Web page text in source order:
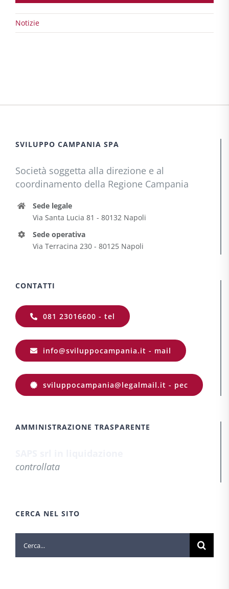
Notizie
SVILUPPO CAMPANIA SPA
Società soggetta alla direzione e al
coordinamento della Regione Campania
Sede legale
Via Santa Lucia 81 - 80132 Napoli
Sede operativa
Via Terracina 230 - 80125 Napoli
CONTATTI
081 23016600 - tel
info@sviluppocampania.it - mail
sviluppocampania@legalmail.it - pec
AMMINISTRAZIONE TRASPARENTE
controllata
CERCA NEL SITO